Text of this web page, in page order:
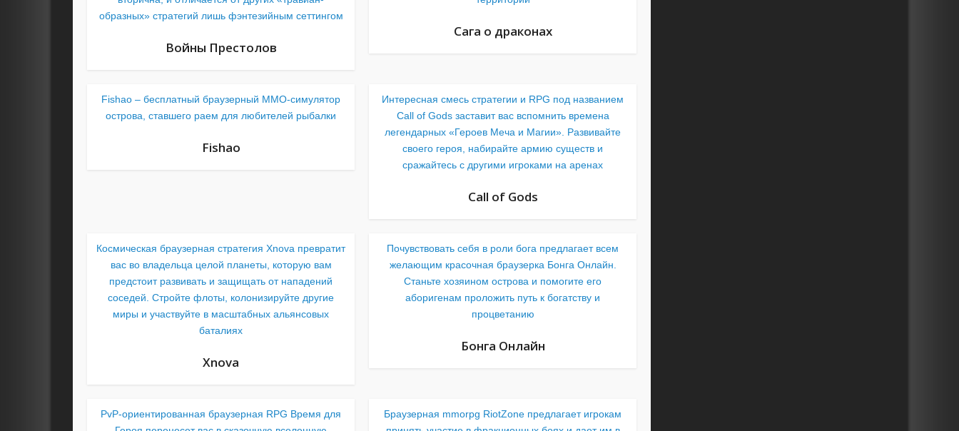
образных» стратегий лишь фэнтезийным сеттингом
Войны Престолов
Сага о драконах
Fishao – бесплатный браузерный ММО-симулятор
острова, ставшего раем для любителей рыбалки
Fishao
Интересная смесь стратегии и RPG под названием
Call of Gods заставит вас вспомнить времена
легендарных «Героев Меча и Магии». Развивайте
своего героя, набирайте армию существ и
сражайтесь с другими игроками на аренах
Call of Gods
Космическая браузерная стратегия Xnova превратит
вас во владельца целой планеты, которую вам
предстоит развивать и защищать от нападений
соседей. Стройте флоты, колонизируйте другие
миры и участвуйте в масштабных альянсовых
баталиях
Xnova
Почувствовать себя в роли бога предлагает всем
желающим красочная браузерка Бонга Онлайн.
Станьте хозяином острова и помогите его
аборигенам проложить путь к богатству и
процветанию
Бонга Онлайн
PvP-ориентированная браузерная RPG Время для
Браузерная mmorpg RiotZone предлагает игрокам